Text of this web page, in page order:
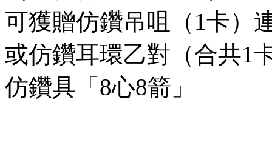
可獲贈仿鑽吊咀（1卡）
或仿鑽耳環乙對（合共1
仿鑽具「8心8箭」